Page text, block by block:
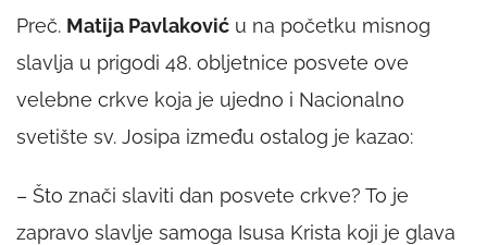
Preč. Matija Pavlaković u na početku misnog
slavlja u prigodi 48. obljetnice posvete ove
velebne crkve koja je ujedno i Nacionalno
svetište sv. Josipa između ostalog je kazao:
– Što znači slaviti dan posvete crkve? To je
zapravo slavlje samoga Isusa Krista koji je glava